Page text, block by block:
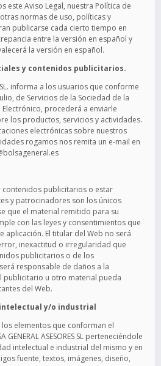
este Aviso Legal, nuestra Política de
normas de uso, políticas y
publicarse cada cierto tiempo en
entre la versión en español y
la versión en español.
y contenidos publicitarios.
SL. informa a los usuarios que conforme
de Servicios de la Sociedad de la
procederá a enviarle
los productos, servicios y actividades.
electrónicas sobre nuestros
rogamos nos remita un e-mail en
contenidos publicitarios o estar
y patrocinadores son los únicos
que el material remitido para su
con las leyes y consentimientos que
aplicación. El titular del Web no será
inexactitud o irregularidad que
publicitarios o de los
responsable de daños a la
publicitario u otro material pueda
del Web.
y/o industrial
elementos que conforman el
ASESORES SL perteneciéndole
intelectual e industrial del mismo y en
fuente, textos, imágenes, diseño,